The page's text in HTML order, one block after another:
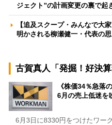
ジェクト”の計画変更の裏で起
【追及スクープ・みんなで大
明かされる柳瀬健一・代表の
古賀真人「発掘！好決算
《株価34％急落
6月の売上低迷を
6月3日に8330円をつけたワー